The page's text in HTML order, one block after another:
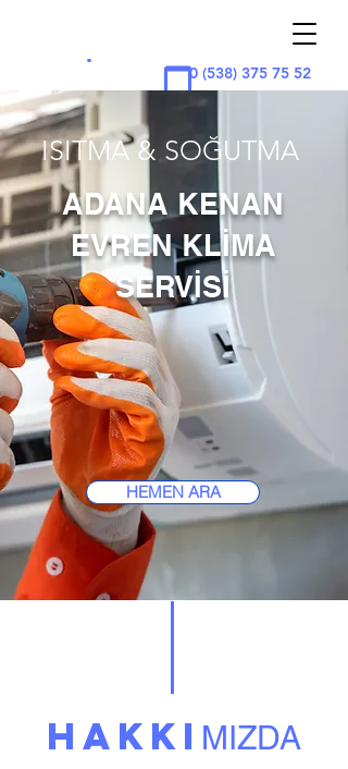
0 (538) 375 75 52
.
ISITMA & SOĞUTMA
ADANA KENAN
EVREN KLİMA
SERVİSİ
HEMEN ARA
HAKKI MIZDA